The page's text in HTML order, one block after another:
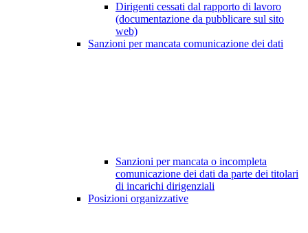
Dirigenti cessati dal rapporto di lavoro
(documentazione da pubblicare sul sito
web)
Sanzioni per mancata comunicazione dei dati
Sanzioni per mancata o incompleta
comunicazione dei dati da parte dei titolari
di incarichi dirigenziali
Posizioni organizzative